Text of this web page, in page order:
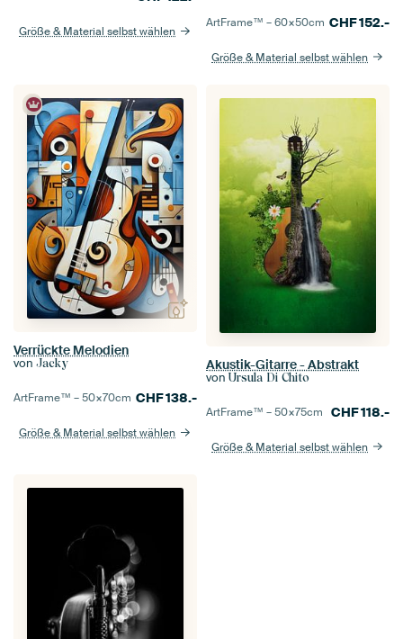
Größe & Material selbst wählen
ArtFrame™ –60×50cm CHF152.-
Größe & Material selbst wählen
Verrückte Melodien
von Jacky
ArtFrame™ –50×70cm CHF138.-
Größe & Material selbst wählen
Akustik-Gitarre - Abstrakt
von Ursula Di Chito
ArtFrame™ –50×75cm CHF118.-
Größe & Material selbst wählen